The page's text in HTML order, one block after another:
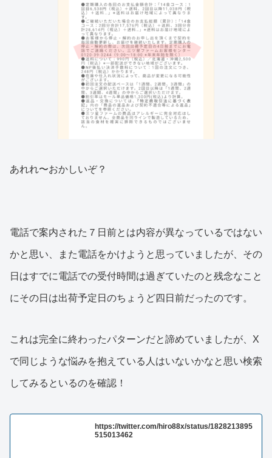
あれれ〜おかしいぞ？
電話で案内された７日前とは内容が異なっているではない
かと思い、また電話をかけようと思っていましたが、その
日はすでに電話での受付時間は過ぎていたのと残念なこと
にその日は出荷予定日のちょうど四日前だったのです。
これは完全に終わったパターンだと諦めていましたが、X
で同じような悩みを抱えている人はいないかなと思い検索
してみるといるのを確認！
https://twitter.com/hiro88x/status/1828213895
515013462